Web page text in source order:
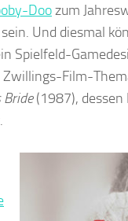
Doozum
Und diesmal
Spielfeld-
Zwillings-Film-
Bride(1987), dessen